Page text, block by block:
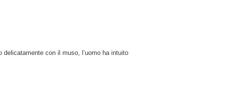
con il muso, l’uomo ha intuito